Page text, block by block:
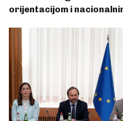
orijentacijom i